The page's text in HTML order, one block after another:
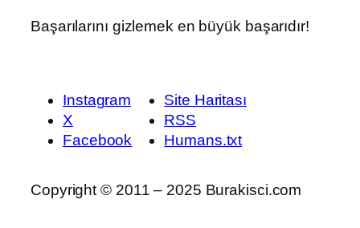
Başarılarını gizlemek en büyük başarıdır!
Instagram
X
Facebook
Site Haritası
RSS
Humans.txt
Copyright © 2011 – 2025 Burakisci.com